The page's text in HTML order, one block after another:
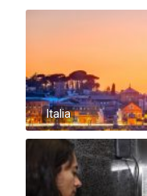
Italia